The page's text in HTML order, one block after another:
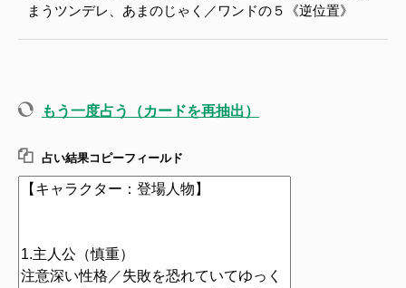
まうツンデレ、あまのじゃく／ワンドの５《逆位置》
もう一度占う（カードを再抽出）
占い結果コピーフィールド